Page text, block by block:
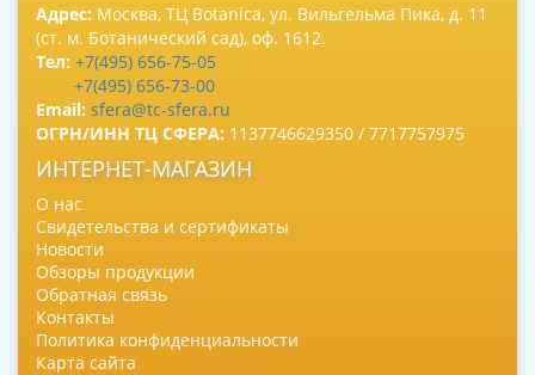
Адрес: Москва, ТЦ Botanica, ул. Вильгельма Пика, д. 11
(ст. м. Ботанический сад), оф. 1612.
Тел: +7(495) 656-75-05
+7(495) 656-73-00
Email: sfera@tc-sfera.ru
ОГРН/ИНН ТЦ СФЕРА: 1137746629350 / 7717757975
ИНТЕРНЕТ-МАГАЗИН
О нас
Свидетельства и сертификаты
Новости
Обзоры продукции
Обратная связь
Контакты
Политика конфиденциальности
Карта сайта